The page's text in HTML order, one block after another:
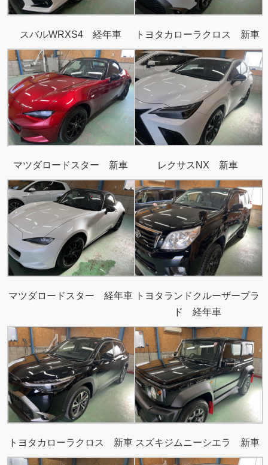
スバルWRXS4 経年車 トヨタカローラクロス 新車
マツダロードスター 新車 レクサスNX 新車
マツダロードスター 経年車 トヨタランドクルーザープラ
ド 経年車
トヨタカローラクロス 新車 スズキジムニーシエラ 新車